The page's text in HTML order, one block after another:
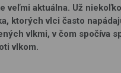
veľmi aktuálna. Už
ktorých vlci často
vlkmi, v čom spočíva
vlkom.